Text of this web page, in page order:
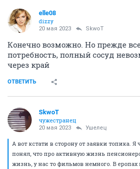
elle08
dizzy
20 мая 2023 SkwоT
Конечно возможно. Но прежде
потребность, полный сосуд
через край
ОТВЕТИТЬ
SkwоT
чужестранец
20 мая 2023 Ушелец
А вот кстати в сторону от заявки топика.
понял, что про активную жизнь
жизнь, у нас то фильмов немного. В еропах